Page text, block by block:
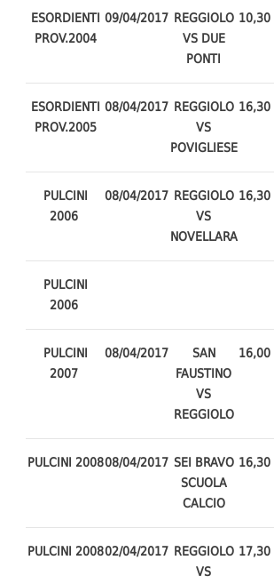
ESORDIENTI
PROV.2004
09/04/2017 REGGIOLO
VS DUE
PONTI
10,30
ESORDIENTI
PROV.2005
08/04/2017 REGGIOLO
VS
POVIGLIESE
16,30
PULCINI
2006
08/04/2017 REGGIOLO
VS
NOVELLARA
16,30
PULCINI
2006
PULCINI
2007
08/04/2017
SAN
FAUSTINO
VS
REGGIOLO
16,00
PULCINI 200808/04/2017 SEI BRAVO
SCUOLA
CALCIO
16,30
PULCINI 200802/04/2017 REGGIOLO
VS
17,30